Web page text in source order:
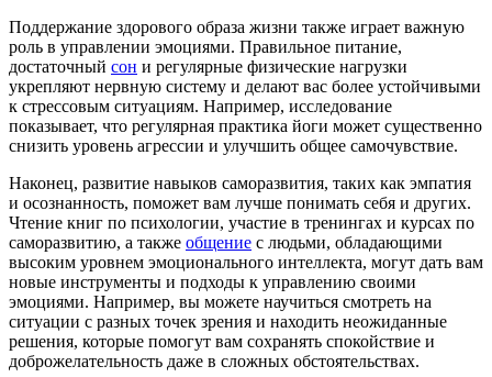
Поддержание здорового образа жизни также играет важную
роль в управлении эмоциями. Правильное питание,
достаточный сон и регулярные физические нагрузки
укрепляют нервную систему и делают вас более устойчивыми
к стрессовым ситуациям. Например, исследование
показывает, что регулярная практика йоги может существенно
снизить уровень агрессии и улучшить общее самочувствие.
Наконец, развитие навыков саморазвития, таких как эмпатия
и осознанность, поможет вам лучше понимать себя и других.
Чтение книг по психологии, участие в тренингах и курсах по
саморазвитию, а также общение с людьми, обладающими
высоким уровнем эмоционального интеллекта, могут дать вам
новые инструменты и подходы к управлению своими
эмоциями. Например, вы можете научиться смотреть на
ситуации с разных точек зрения и находить неожиданные
решения, которые помогут вам сохранять спокойствие и
доброжелательность даже в сложных обстоятельствах.